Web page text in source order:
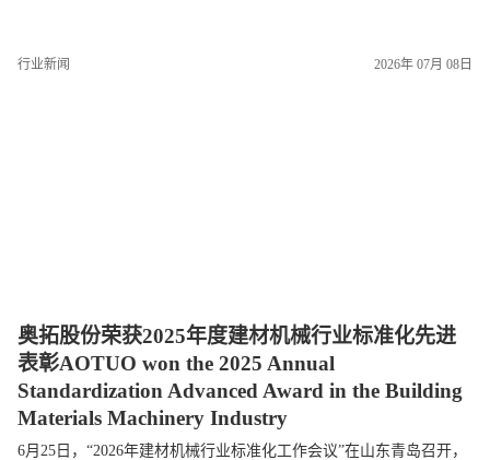
行业新闻 2026年 07月 08日
奥拓股份荣获2025年度建材机械行业标准化先进
表彰AOTUO won the 2025 Annual
Standardization Advanced Award in the Building
Materials Machinery Industry
6月25日，“2026年建材机械行业标准化工作会议”在山东青岛召开，